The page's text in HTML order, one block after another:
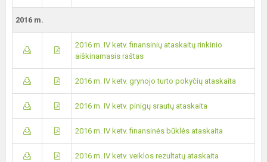
2016 m.
2016 m. IV ketv. finansinių ataskaitų rinkinio
aiškinamasis raštas
2016 m. IV ketv. grynojo turto pokyčių ataskaita
2016 m. IV ketv. pinigų srautų ataskaita
2016 m. IV ketv. finansinės būklės ataskaita
2016 m. IV ketv. veiklos rezultatų ataskaita